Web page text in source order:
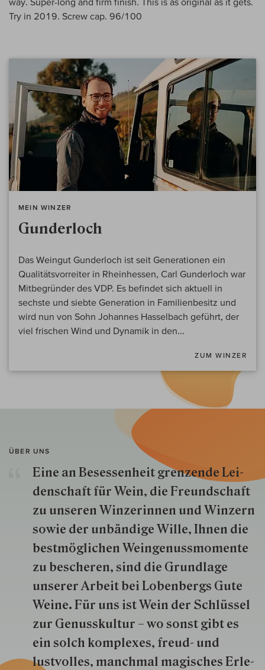
Try in 2019. Screw cap. 96/100
MEIN WINZER
Gunderloch
Das Weingut Gunderloch ist seit Generationen ein
Qualitätsvorreiter in Rheinhessen, Carl Gunderloch war
Mitbegründer des VDP. Es befindet sich aktuell in
sechste und siebte Generation in Familienbesitz und
wird nun von Sohn Johannes Hasselbach geführt, der
viel frischen Wind und Dynamik in den...
ZUM WINZER
ÜBER UNS
Eine an Besessenheit gren­zende Lei­
den­schaft für Wein, die Freund­schaft
zu unseren Win­zer­innen und Win­zern
so­wie der un­bän­dige Wille, Ihnen die
best­mög­lich­en Wein­genuss­momente
zu besche­ren, sind die Grund­lage
unserer Arbeit bei Lobenbergs Gute
Weine. Für uns ist Wein der Schlüs­sel
zur Genuss­kultur – wo sonst gibt es
ein solch kom­plexes, freud- und
lustvolles, manchmal ma­gisch­es Er­le­